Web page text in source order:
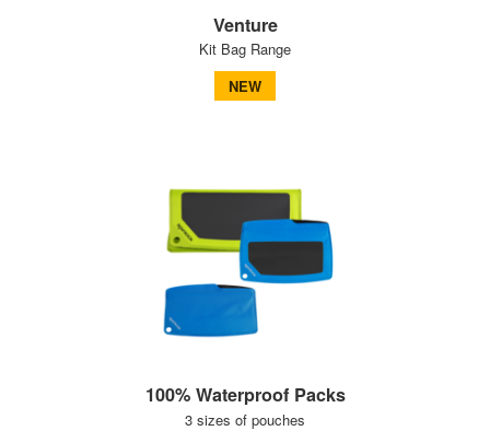
Venture
Kit Bag Range
NEW
100% Waterproof Packs
3 sizes of pouches